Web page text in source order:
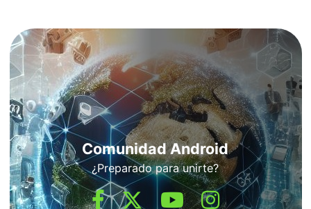
Comunidad Android
¿Preparado para unirte?